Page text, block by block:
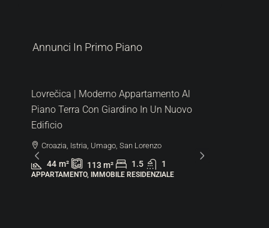
Annunci In Primo Piano
287.000 €
Lovrečica | Moderno Appartamento Al
Piano Terra Con Giardino In Un Nuovo
Edificio
Croazia, Istria, Umago, San Lorenzo
44 m² 113m² 1.5 1
APPARTAMENTO, IMMOBILE RESIDENZIALE